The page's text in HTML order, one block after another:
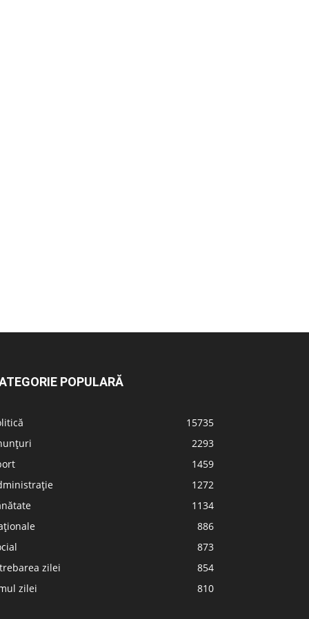
POPULARĂ
15735
2293
1459
1272
1134
886
873
zilei
854
zilei
810